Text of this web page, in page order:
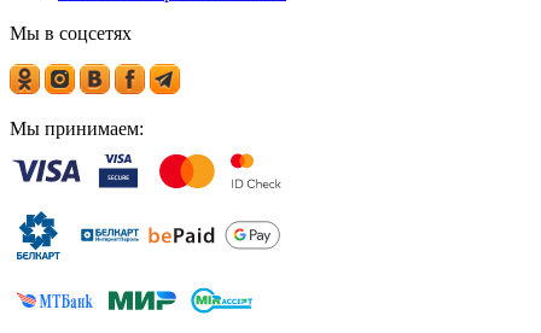
Мы в соцсетях
Мы принимаем: